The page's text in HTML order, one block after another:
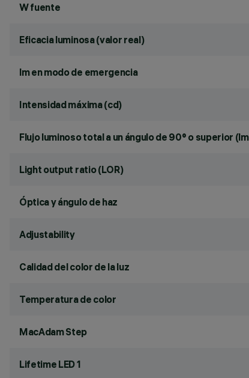
W fuente
Eficacia luminosa (valor real)
lm en modo de emergencia
Intensidad máxima (cd)
Flujo luminoso total a un ángulo de 90° o superior
Light output ratio (LOR)
Óptica y ángulo de haz
Adjustability
Calidad del color de la luz
Temperatura de color
MacAdam Step
Lifetime LED 1